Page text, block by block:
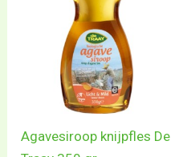
Agavesiroop knijpfles De